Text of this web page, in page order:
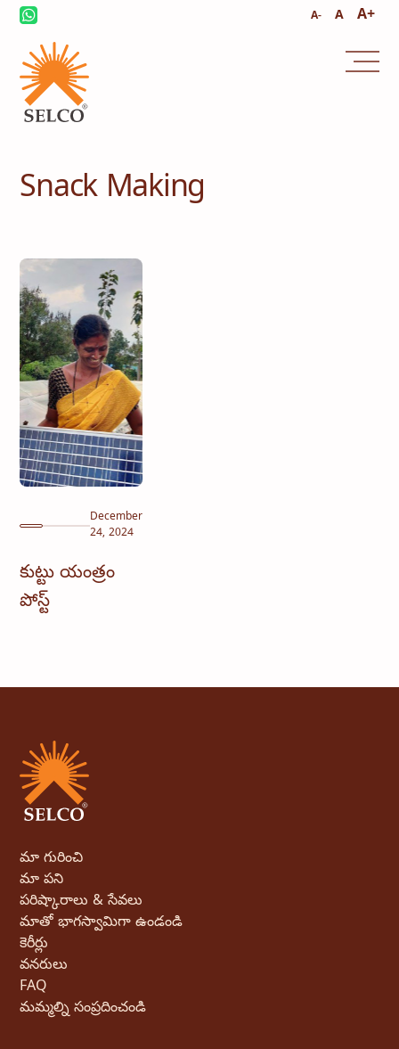
A- A A+
Snack Making
December
24, 2024
కుట్టు యంత్రం
పోస్ట్
మా గురించి
మా పని
పరిష్కారాలు & సేవలు
మాతో భాగస్వామిగా ఉండండి
కెరీర్లు
వనరులు
FAQ
మమ్మల్ని సంప్రదించండి